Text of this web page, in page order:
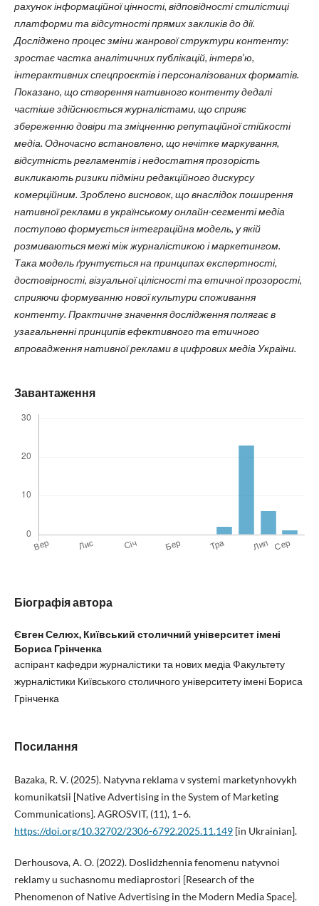
рахунок інформаційної цінності, відповідності стилістиці
платформи та відсутності прямих закликів до дії.
Досліджено процес зміни жанрової структури контенту:
зростає частка аналітичних публікацій, інтерв’ю,
інтерактивних спецпроєктів і персоналізованих форматів.
Показано, що створення нативного контенту дедалі
частіше здійснюється журналістами, що сприяє
збереженню довіри та зміцненню репутаційної стійкості
медіа. Одночасно встановлено, що нечітке маркування,
відсутність регламентів і недостатня прозорість
викликають ризики підміни редакційного дискурсу
комерційним. Зроблено висновок, що внаслідок поширення
нативної реклами в українському онлайн-сегменті медіа
поступово формується інтеграційна модель, у якій
розмиваються межі між журналістикою і маркетингом.
Така модель ґрунтується на принципах експертності,
достовірності, візуальної цілісності та етичної прозорості,
сприяючи формуванню нової культури споживання
контенту. Практичне значення дослідження полягає в
узагальненні принципів ефективного та етичного
впровадження нативної реклами в цифрових медіа України.
Завантаження
Біографія автора
Євген Селюх, Київський столичний університет імені
Бориса Грінченка
аспірант кафедри журналістики та нових медіа Факультету
журналістики Київського столичного університету імені Бориса
Грінченка
Посилання
Bazaka, R. V. (2025). Natyvna reklama v systemi marketynhovykh
komunikatsii [Native Advertising in the System of Marketing
Communications]. AGROSVIT, (11), 1–6.
https://doi.org/10.32702/2306-6792.2025.11.149[in Ukrainian].
Derhousova, A. O. (2022). Doslidzhennia fenomenu natyvnoi
reklamy u suchasnomu mediaprostori [Research of the
Phenomenon of Native Advertising in the Modern Media Space].